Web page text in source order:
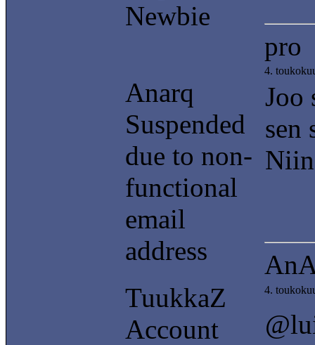
Newbie
pro
Anarq
Suspended
due to non-
functional
email
address
4.
Joo
sen
TuukkaZ
Account
4.